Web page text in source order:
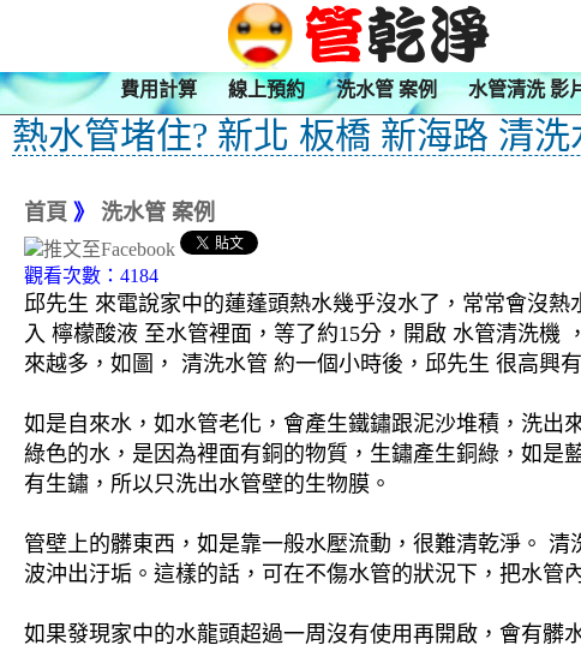
費用計算 線上預約 洗水管 案例 水管清洗 影
熱水管堵住? 新北 板橋 新海路 清洗
首頁 》 洗水管 案例
觀看次數：4184
邱先生 來電說家中的蓮蓬頭熱水幾乎沒水了，常常會沒
入 檸檬酸液 至水管裡面，等了約15分，開啟 水管清洗機
來越多，如圖， 清洗水管 約一個小時後，邱先生 很高興
如是自來水，如水管老化，會產生鐵鏽跟泥沙堆積，洗出
綠色的水，是因為裡面有銅的物質，生鏽產生銅綠，如是
有生鏽，所以只洗出水管壁的生物膜。
管壁上的髒東西，如是靠一般水壓流動，很難清乾淨。
波沖出汙垢。這樣的話，可在不傷水管的狀況下，把水管
如果發現家中的水龍頭超過一周沒有使用再開啟，會有